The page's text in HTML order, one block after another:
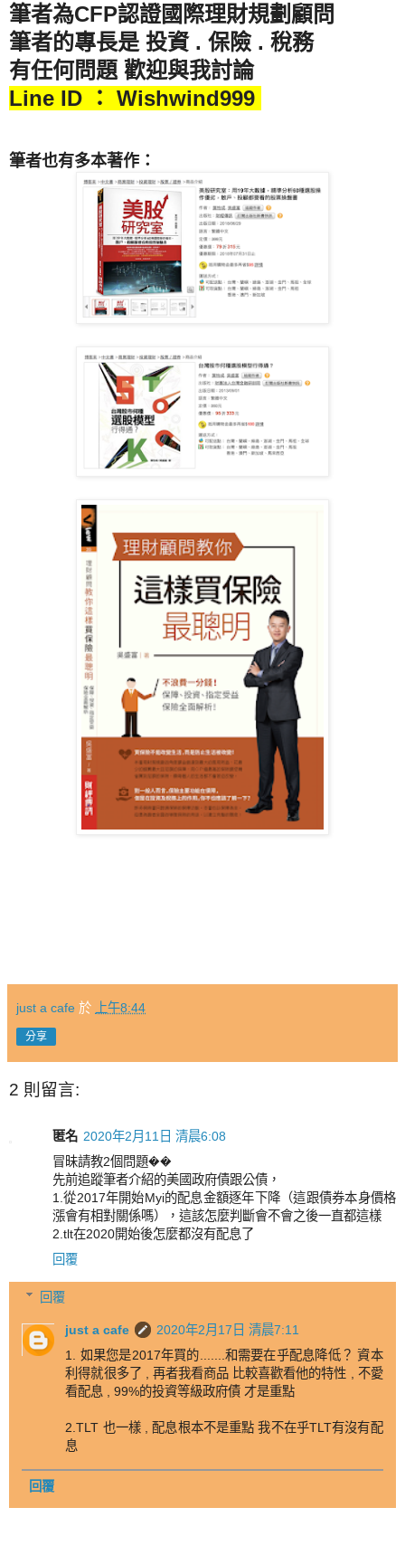
筆者為CFP認證國際理財規劃顧問
筆者的專長是 投資 . 保險 . 稅務
有任何問題 歡迎與我討論
Line ID ： Wishwind999
筆者也有多本著作：
just a cafe 於 上午8:44
分享
2 則留言:
匿名 2020年2月11日 清晨6:08
冒昧請教2個問題��
先前追蹤筆者介紹的美國政府債跟公債，
1.從2017年開始Myi的配息金額逐年下降（這跟債券本身價格
漲會有相對關係嗎），這該怎麼判斷會不會之後一直都這樣
2.tlt在2020開始後怎麼都沒有配息了
回覆
回覆
just a cafe
2020年2月17日 清晨7:11
1. 如果您是2017年買的.......和需要在乎配息降低？ 資本
利得就很多了 , 再者我看商品 比較喜歡看他的特性 , 不愛
看配息 , 99%的投資等級政府債 才是重點
2.TLT 也一樣 , 配息根本不是重點 我不在乎TLT有沒有配
息
回覆